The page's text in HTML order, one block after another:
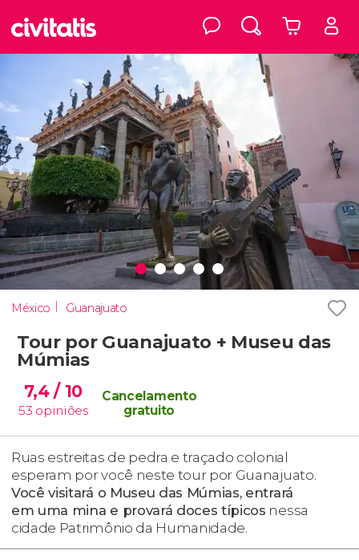
México Guanajuato
Tour por Guanajuato + Museu das
Múmias
7,4/ 10
53 opiniões
Cancelamento
gratuito
Ruas estreitas de pedra e traçado colonial
esperam por você neste tour por Guanajuato.
Você visitará o Museu das Múmias, entrará
em uma mina e provará doces típicos nessa
cidade Patrimônio da Humanidade.